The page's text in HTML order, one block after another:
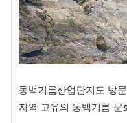
동백기름산업단지도 방
지역 고유의 동백기름